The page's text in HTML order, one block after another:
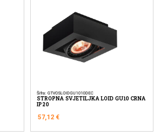
Šifra: GTVOSLOIDGU1010DEC
STROPNA SVJETILJKA LOID GU10 CRNA
IP20
57,12€